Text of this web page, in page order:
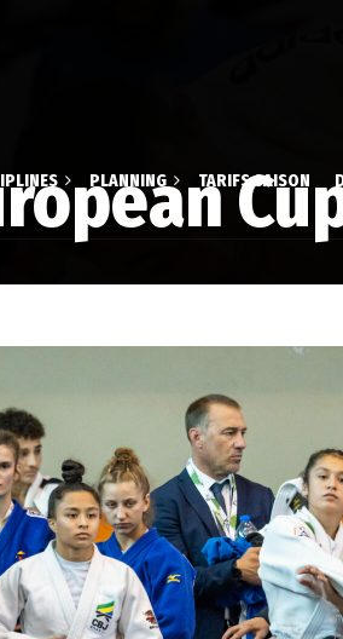
volontaire
PLANNING
Aïkido & Aïki-Taïso
Gymnastique Volontaire
TARIFS SAISON